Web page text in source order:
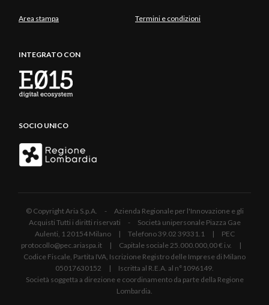
Area stampa Termini e condizioni
INTEGRATO CON
SOCIO UNICO
© Copyright Aria S.p.A. - Azienda Regionale per l'Innovazione e gli
Acquisti Tutti i diritti riservati - Società unipersonale Piazza Gae
Aulenti, 1 20154 Milano | Telefono 39.02 39331.1 | PEC
protocollo@pec.ariaspa.it | Capitale sociale 25.000.000,00 € i.v. |
Codice Fiscale, Partita IVA, Iscrizione Registro delle Imprese di Milano
05017630152 | Iscritta al R.E.A. al n°1096149.
Società soggetta a direzione e coordinamento da parte della Regione
Lombardia.